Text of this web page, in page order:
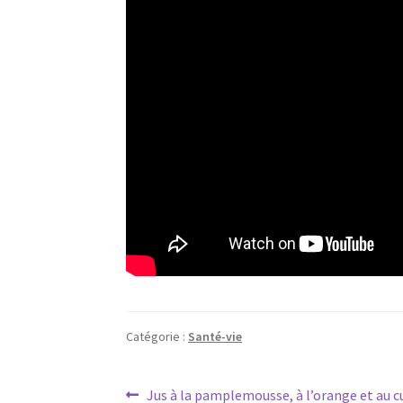
Catégorie : Santé-vie
Article
Jus à la pamplemousse, à l’orange et au